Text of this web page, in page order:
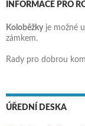
INFORMACE PRO
Koloběžkyje možné
zámkem.
Rady pro dobrou
ÚŘEDNÍ DESKA